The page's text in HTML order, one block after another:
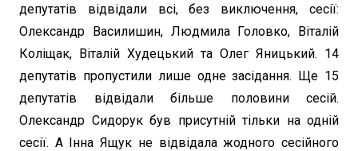
депутатів відвідали всі, без виключення, сесії:
Олександр Василишин, Людмила Головко, Віталій
Коліщак, Віталій Худецький та Олег Яницький. 14
депутатів пропустили лише одне засідання. Ще 15
депутатів відвідали більше половини сесій.
Олександр Сидорук був присутній тільки на одній
сесії. А Інна Ящук не відвідала жодного сесійного